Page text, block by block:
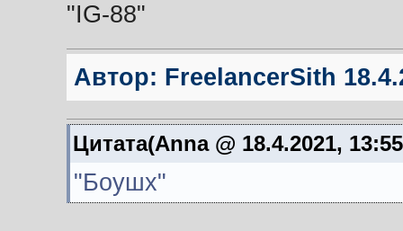
"IG-88"
Автор: FreelancerSith
Цитата(Anna @ 18.4.2021,
"Боушх"